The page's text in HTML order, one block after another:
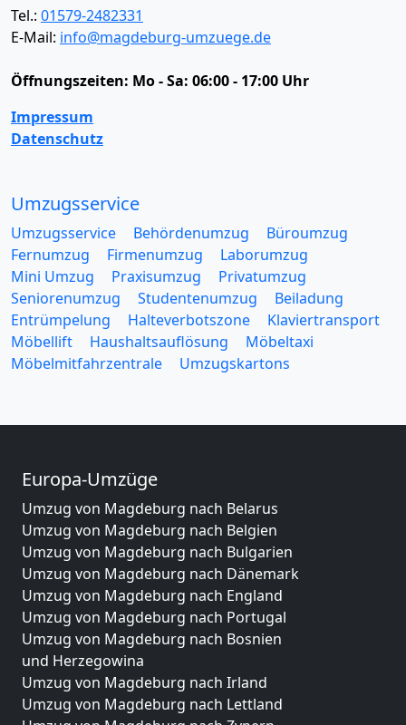
Tel.: 01579-2482331
E-Mail: info@magdeburg-umzuege.de
Öffnungszeiten: Mo - Sa: 06:00 - 17:00 Uhr
Impressum
Datenschutz
Umzugsservice
Umzugsservice Behördenumzug
Büroumzug
Fernumzug
Firmenumzug
Laborumzug
Mini Umzug
Praxisumzug
Privatumzug
Seniorenumzug
Studentenumzug
Beiladung
Entrümpelung
Halteverbotszone
Klaviertransport
Möbellift
Haushaltsauflösung
Möbeltaxi
Möbelmitfahrzentrale
Umzugskartons
Europa-Umzüge
Umzug von Magdeburg nach Belarus
Umzug von Magdeburg nach Belgien
Umzug von Magdeburg nach Bulgarien
Umzug von Magdeburg nach Dänemark
Umzug von Magdeburg nach England
Umzug von Magdeburg nach Portugal
Umzug von Magdeburg nach Bosnien
und Herzegowina
Umzug von Magdeburg nach Irland
Umzug von Magdeburg nach Lettland